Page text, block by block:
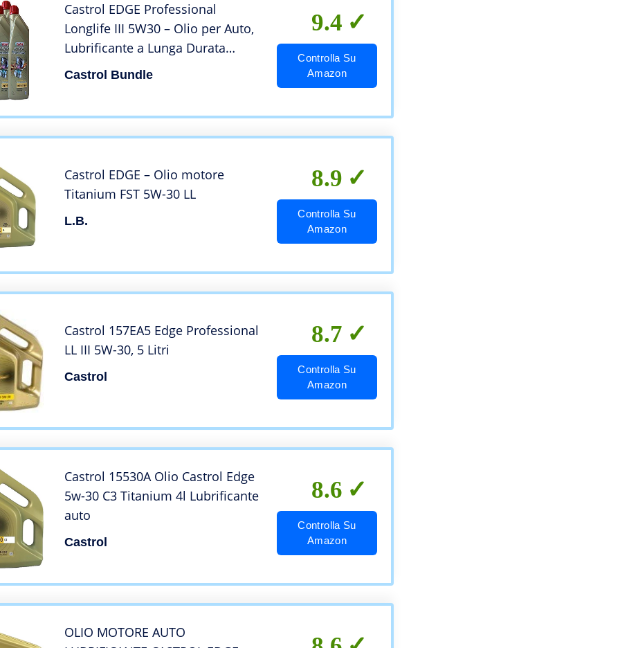
Castrol EDGE Professional
Longlife III 5W30 – Olio per Auto,
Lubrificante a Lunga Durata
Titanium 5W-30 8 Litri
Castrol Bundle
9.4
Controlla Su
Amazon
Castrol EDGE – Olio motore
Titanium FST 5W-30 LL
L.B.
8.9
Controlla Su
Amazon
Castrol 157EA5 Edge Professional
LL III 5W-30, 5 Litri
Castrol
8.7
Controlla Su
Amazon
Castrol 15530A Olio Castrol Edge
5w-30 C3 Titanium 4l Lubrificante
auto
Castrol
8.6
Controlla Su
Amazon
OLIO MOTORE AUTO